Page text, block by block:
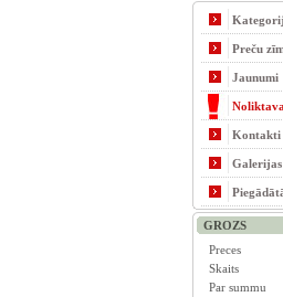
Preču
Jaunumi
Kontakti
Galerijas
GROZS
Preces
Skaits
Par summu